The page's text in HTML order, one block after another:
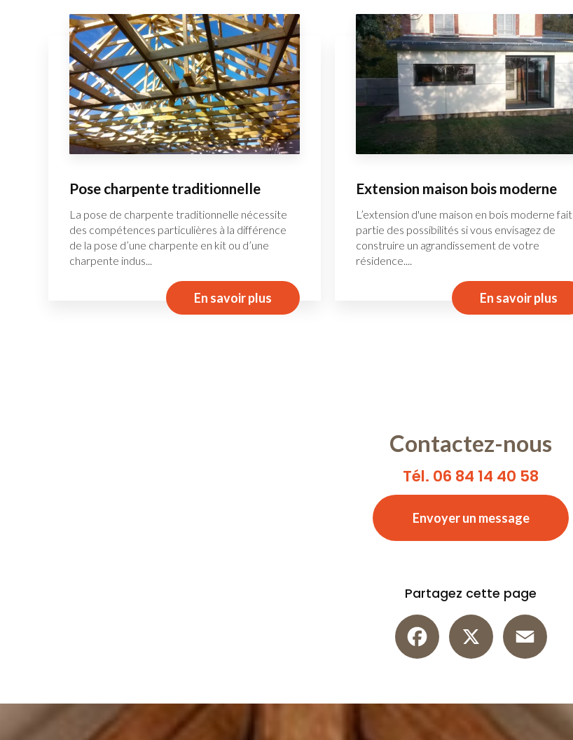
Pose charpente traditionnelle
La pose de charpente traditionnelle nécessite
des compétences particulières à la différence
de la pose d’une charpente en kit ou d’une
charpente indus...
En savoir plus
Extension maison bois moderne
L’extension d'une maison en bois moderne fait
partie des possibilités si vous envisagez de
construire un agrandissement de votre
résidence....
En savoir plus
Contactez-nous
Tél. 06 84 14 40 58
Envoyer un message
Partagez cette page
Facebook